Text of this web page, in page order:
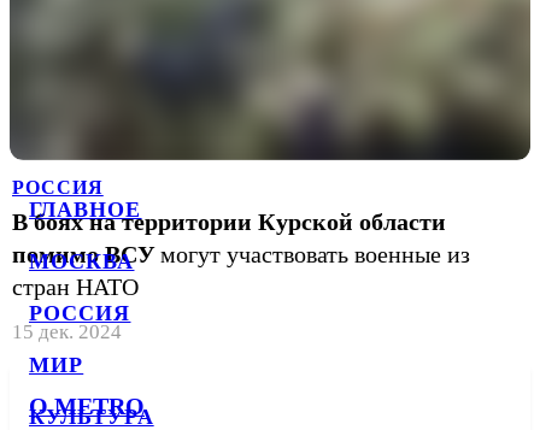
ГЛАВНОЕ
МОСКВА
РОССИЯ
МИР
КУЛЬТУРА
РОССИЯ
В боях на территории Курской области
помимо ВСУмогут участвовать военные из
стран НАТО
15 дек. 2024
О METRO